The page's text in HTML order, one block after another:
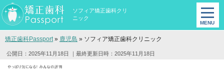
ソフィア矯正歯科クリ
ニック
矯正歯科Passport» 鹿児島 » ソフィア矯正歯科クリニック
公開日：2025年11月18日 ｜最終更新日時：2025年11月18日